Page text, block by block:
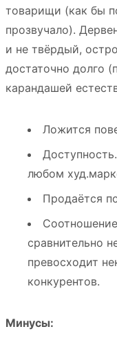
товарищи (как бы
прозвучало).
и не твёрдый,
достаточно долго
карандашей
Ложится
любом
Продаётся
сравнительно
превосходит
конкурентов.
Минусы: